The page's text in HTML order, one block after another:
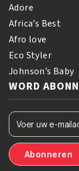
Adore
Africa’s Best
Afro love
Eco Styler
Johnson’s Baby
WORD